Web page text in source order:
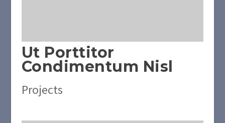
Ut Porttitor
Condimentum Nisl
Projects